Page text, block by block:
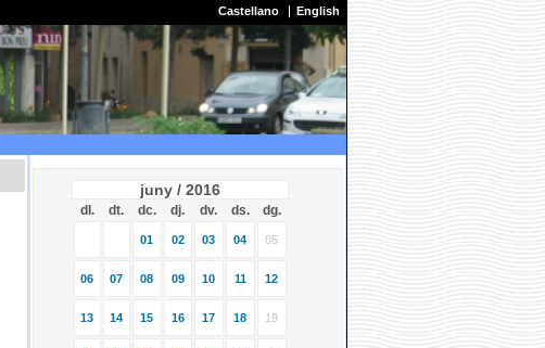
Castellano English
juny / 2016
dl. dt. dc. dj. dv. ds. dg.
01 02 03 04 05
06 07 08 09 10 11 12
13 14 15 16 17 18 19